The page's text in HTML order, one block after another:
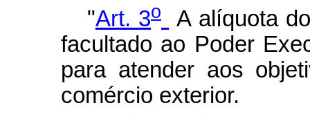
"Art. 3o
A alíquota
facultado ao Poder
para atender aos
comércio exterior.